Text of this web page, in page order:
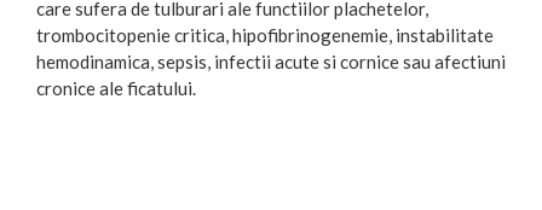
care sufera de tulburari ale functiilor plachetelor,
trombocitopenie critica, hipofibrinogenemie, instabilitate
hemodinamica, sepsis, infectii acute si cornice sau afectiuni
cronice ale ficatului.